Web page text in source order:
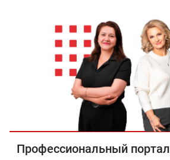
Профессиональный портал